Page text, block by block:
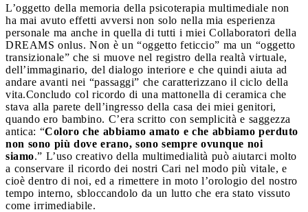
L’oggetto della memoria della psicoterapia multimediale non
ha mai avuto effetti avversi non solo nella mia esperienza
personale ma anche in quella di tutti i miei Collaboratori della
DREAMS onlus. Non è un “oggetto feticcio” ma un “oggetto
transizionale” che si muove nel registro della realtà virtuale,
dell’immaginario, del dialogo interiore e che quindi aiuta ad
andare avanti nei “passaggi” che caratterizzano il ciclo della
vita.Concludo col ricordo di una mattonella di ceramica che
stava alla parete dell’ingresso della casa dei miei genitori,
quando ero bambino. C’era scritto con semplicità e saggezza
antica: “Coloro che abbiamo amato e che abbiamo perduto
non sono più dove erano, sono sempre ovunque noi
siamo.” L’uso creativo della multimedialità può aiutarci molto
a conservare il ricordo dei nostri Cari nel modo più vitale, e
cioè dentro di noi, ed a rimettere in moto l’orologio del nostro
tempo interno, sbloccandolo da un lutto che era stato vissuto
come irrimediabile.